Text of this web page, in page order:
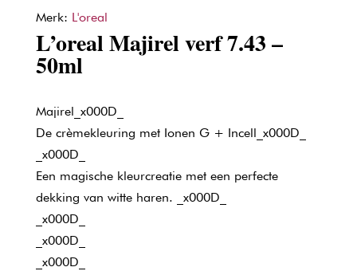
Merk: L'oreal
L’oreal Majirel verf 7.43 –
50ml
Majirel_x000D_
De crèmekleuring met Ionen G + Incell_x000D_
_x000D_
Een magische kleurcreatie met een perfecte
dekking van witte haren. _x000D_
_x000D_
_x000D_
_x000D_